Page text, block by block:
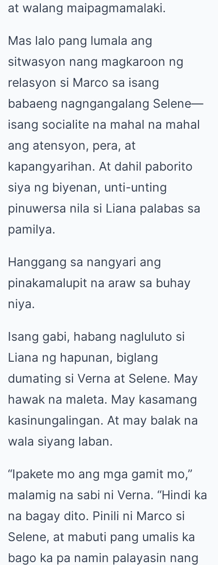
at walang maipagmamalaki.
Mas lalo pang lumala ang
sitwasyon nang magkaroon ng
relasyon si Marco sa isang
babaeng nagngangalang Selene—
isang socialite na mahal na mahal
ang atensyon, pera, at
kapangyarihan. At dahil paborito
siya ng biyenan, unti-unting
pinuwersa nila si Liana palabas sa
pamilya.
Hanggang sa nangyari ang
pinakamalupit na araw sa buhay
niya.
Isang gabi, habang nagluluto si
Liana ng hapunan, biglang
dumating si Verna at Selene. May
hawak na maleta. May kasamang
kasinungalingan. At may balak na
wala siyang laban.
“Ipakete mo ang mga gamit mo,”
malamig na sabi ni Verna. “Hindi ka
na bagay dito. Pinili ni Marco si
Selene, at mabuti pang umalis ka
bago ka pa namin palayasin nang